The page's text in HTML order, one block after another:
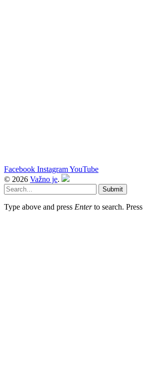
Facebook InstagramYouTube
© 2026 Važno je.
Submit
Type above and press Enterto search. Press